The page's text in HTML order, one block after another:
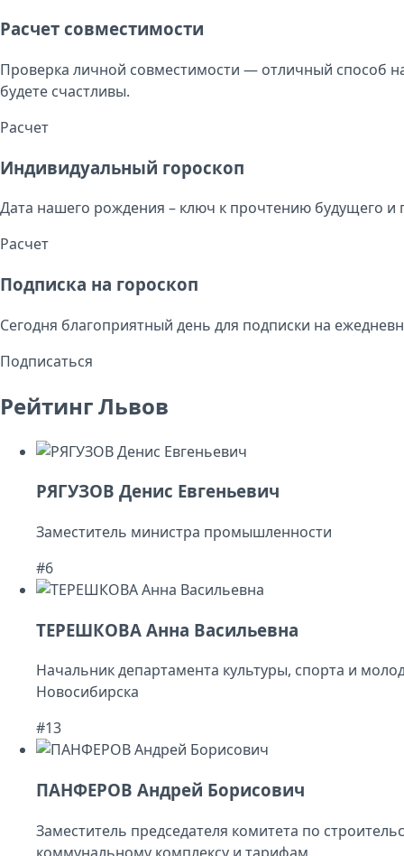
Расчет совместимости
Проверка личной совместимости — отличный способ
будете счастливы.
Расчет
Индивидуальный гороскоп
Дата нашего рождения – ключ к прочтению будущего и
Расчет
Подписка на гороскоп
Сегодня благоприятный день для подписки на
Подписаться
Рейтинг Львов
РЯГУЗОВ Денис Евгеньевич
Заместитель министра промышленности
#6
ТЕРЕШКОВА Анна Васильевна
Начальник департамента культуры, спорта и
Новосибирска
#13
ПАНФЕРОВ Андрей Борисович
Заместитель председателя комитета по